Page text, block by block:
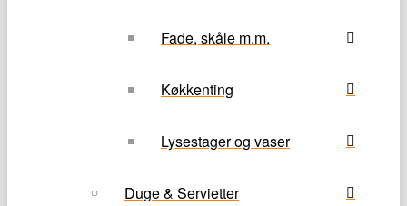
Fade, skåle m.m.
Køkkenting
Lysestager og vaser
Duge & Servietter